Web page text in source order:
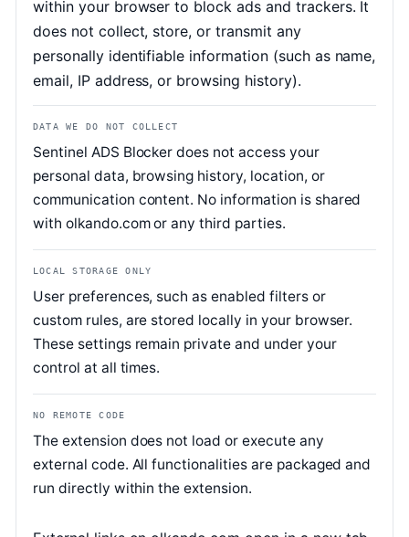
within your browser to block ads and trackers. It
does not collect, store, or transmit any
personally identifiable information (such as name,
email, IP address, or browsing history).
DATA WE DO NOT COLLECT
Sentinel ADS Blocker does not access your
personal data, browsing history, location, or
communication content. No information is shared
with olkando.com or any third parties.
LOCAL STORAGE ONLY
User preferences, such as enabled filters or
custom rules, are stored locally in your browser.
These settings remain private and under your
control at all times.
NO REMOTE CODE
The extension does not load or execute any
external code. All functionalities are packaged and
run directly within the extension.